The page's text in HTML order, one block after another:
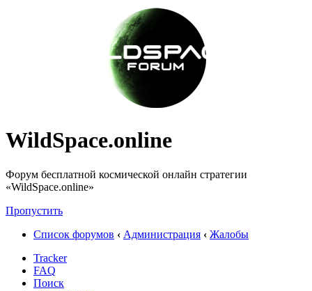
WildSpace.online
Форум бесплатной космической онлайн стратегии
«WildSpace.online»
Пропустить
Список форумов ‹ Администрация ‹ Жалобы
Tracker
FAQ
Поиск